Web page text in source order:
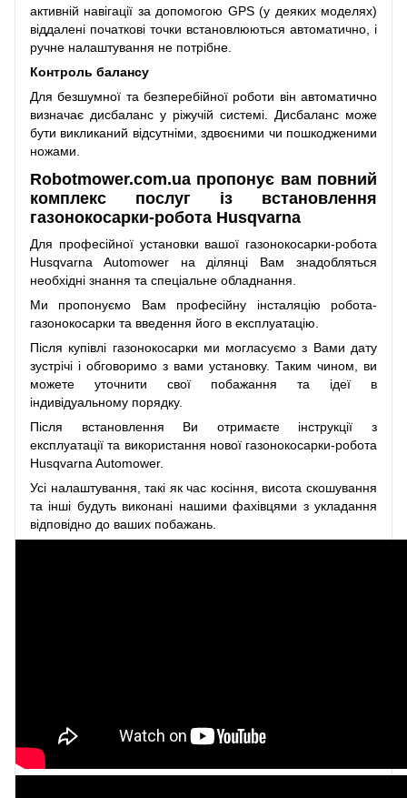
активній навігації за допомогою GPS (у деяких моделях)
віддалені початкові точки встановлюються автоматично, і
ручне налаштування не потрібне.
Контроль балансу
Для безшумної та безперебійної роботи він автоматично
визначає дисбаланс у ріжучій системі. Дисбаланс може
бути викликаний відсутніми, здвоєними чи пошкодженими
ножами.
Robotmower.com.ua пропонує вам повний
комплекс послуг із встановлення
газонокосарки-робота Husqvarna
Для професійної установки вашої газонокосарки-робота
Husqvarna Automower на ділянці Вам знадобляться
необхідні знання та спеціальне обладнання.
Ми пропонуємо Вам професійну інсталяцію робота-
газонокосарки та введення його в експлуатацію.
Після купівлі газонокосарки ми могласуємо з Вами дату
зустрічі і обговоримо з вами установку. Таким чином, ви
можете уточнити свої побажання та ідеї в
індивідуальному порядку.
Після встановлення Ви отримаєте інструкції з
експлуатації та використання нової газонокосарки-робота
Husqvarna Automower.
Усі налаштування, такі як час косіння, висота скошування
та інші будуть виконані нашими фахівцями з укладання
відповідно до ваших побажань.